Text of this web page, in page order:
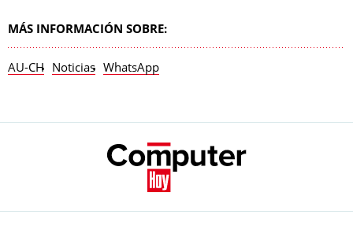
MÁS INFORMACIÓN SOBRE:
AU-CH Noticias WhatsApp